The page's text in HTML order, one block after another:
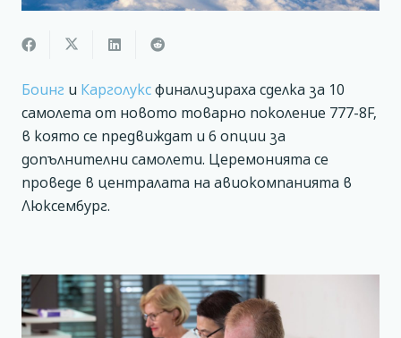
Боинг и Карголуксфинализираха сделка за 10
самолета от новото товарно поколение 777-8F,
в която се предвиждат и 6 опции за
допълнителни самолети. Церемонията се
проведе в централата на авиокомпанията в
Люксембург.